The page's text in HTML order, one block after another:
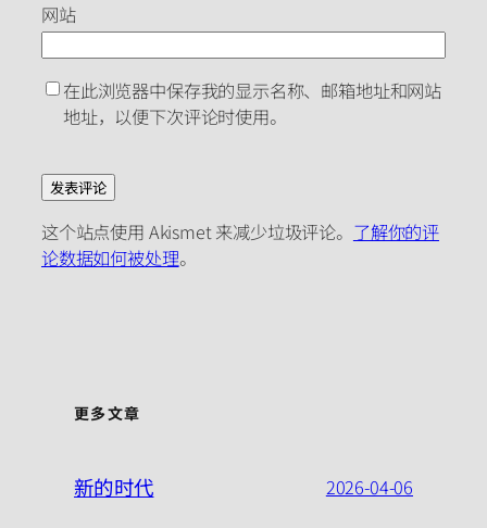
网站
在此浏览器中保存我的显示名称、邮箱地址和网站
地址，以便下次评论时使用。
这个站点使用 Akismet 来减少垃圾评论。 了解你的评
论数据如何被处理。
更多文章
新的时代 2026-04-06